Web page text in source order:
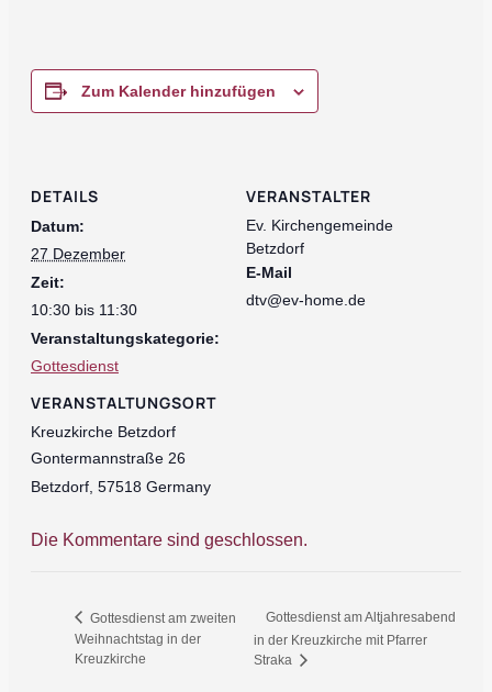
Zum Kalender hinzufügen
DETAILS
Datum:
27 Dezember
Zeit:
10:30 bis 11:30
Veranstaltungskategorie:
Gottesdienst
VERANSTALTUNGSORT
Kreuzkirche Betzdorf
Gontermannstraße 26
Betzdorf, 57518 Germany
VERANSTALTER
Ev. Kirchengemeinde
Betzdorf
E-Mail
dtv@ev-home.de
Die Kommentare sind geschlossen.
Gottesdienst am zweiten
Weihnachtstag in der
Kreuzkirche
Gottesdienst am Altjahresabend
in der Kreuzkirche mit Pfarrer
Straka